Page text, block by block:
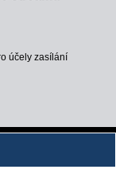
účely zasílání